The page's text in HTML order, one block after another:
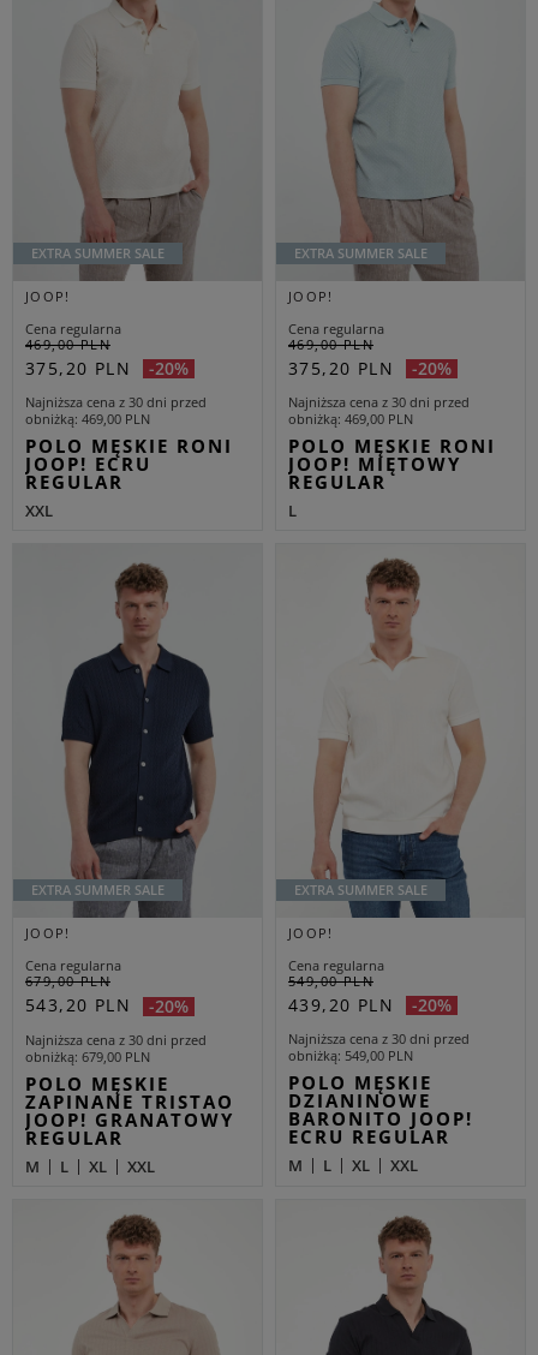
EXTRA SUMMER SALE
JOOP!
Cena regularna
469,00 PLN
375,20 PLN -20%
Najniższa cena z 30 dni przed
obniżką 469,00 PLN
POLO MĘSKIE RONI
JOOP! ECRU
REGULAR
XXL
EXTRA SUMMER SALE
JOOP!
Cena regularna
469,00 PLN
375,20 PLN -20%
Najniższa cena z 30 dni przed
obniżką 469,00 PLN
POLO MĘSKIE RONI
JOOP! MIĘTOWY
REGULAR
L
EXTRA SUMMER SALE
JOOP!
Cena regularna
679,00 PLN
543,20 PLN -20%
Najniższa cena z 30 dni przed
obniżką 679,00 PLN
POLO MĘSKIE
ZAPINANE TRISTAO
JOOP! GRANATOWY
REGULAR
M L XL XXL
EXTRA SUMMER SALE
JOOP!
Cena regularna
549,00 PLN
439,20 PLN -20%
Najniższa cena z 30 dni przed
obniżką 549,00 PLN
POLO MĘSKIE
DZIANINOWE
BARONITO JOOP!
ECRU REGULAR
M L XL XXL